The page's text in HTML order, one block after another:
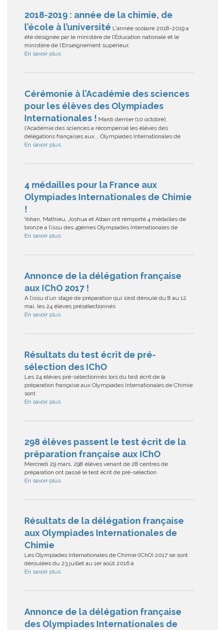
2018-2019 : année de la chimie, de
l’école à l’université L'année scolaire 2018-2019 a
été désignée par le ministère de l’Éducation nationale et le
ministère de l’Enseignement supérieur,
En savoir plus
Cérémonie à l’Académie des sciences
pour les élèves des Olympiades
Internationales ! Mardi dernier (10 octobre),
l'Académie des sciences a récompensé les élèves des
délégations françaises aux... Olympiades Internationales de
En savoir plus
4 médailles pour la France aux
Olympiades Internationales de Chimie
!
Yohan, Mathieu, Joshua et Alban ont remporté 4 médailles de
bronze a l’issu des 49èmes Olympiades Internationales de
En savoir plus
Annonce de la délégation française
aux IChO 2017 !
A l’issu d’un stage de préparation qui s’est déroulé du 8 au 12
mai, les 24 élèves présélectionnés
En savoir plus
Résultats du test écrit de pré-
sélection des IChO
Les 24 élèves pré-sélectionnés lors du test écrit de la
préparation française aux Olympiades Internationales de Chimie
sont
En savoir plus
298 élèves passent le test écrit de la
préparation française aux IChO
Mercredi 29 mars, 298 élèves venant de 28 centres de
préparation ont passé le test écrit de pré-sélection
En savoir plus
Résultats de la délégation française
aux Olympiades Internationales de
Chimie
Les Olympiades Internationales de Chimie (IChO) 2017 se sont
déroulées du 23 juillet au 1er août 2016 à
En savoir plus
Annonce de la délégation française
des Olympiades Internationales de